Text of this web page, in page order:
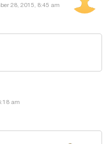
28, 2015, 8:45 am
am